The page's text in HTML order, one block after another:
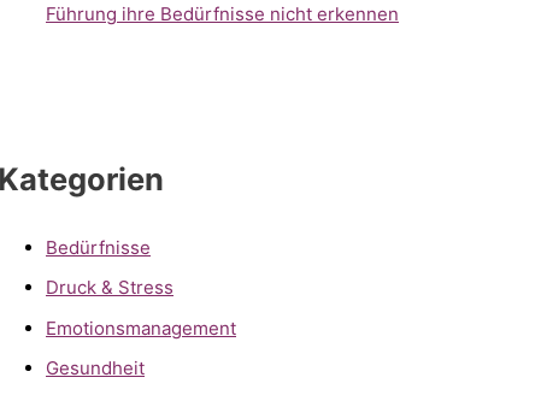
Führung ihre Bedürfnisse nicht erkennen
Kategorien
Bedürfnisse
Druck & Stress
Emotionsmanagement
Gesundheit